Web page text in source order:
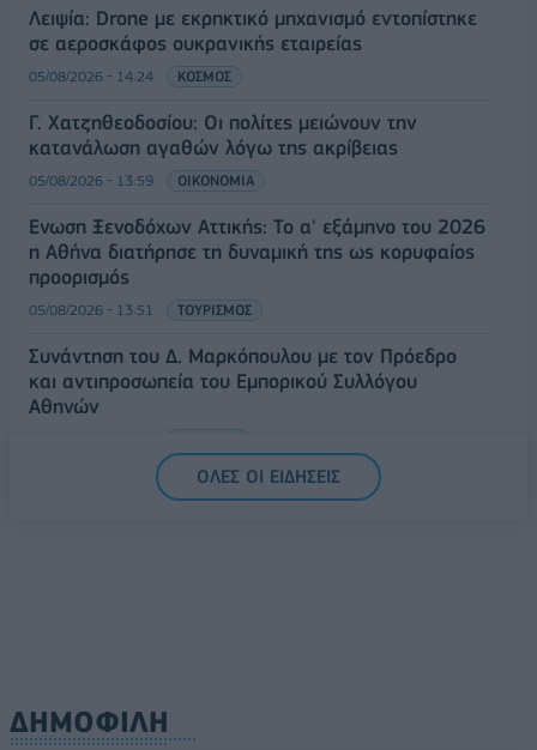
Λειψία: Drone με εκρηκτικό μηχανισμό εντοπίστηκε
σε αεροσκάφος ουκρανικής εταιρείας
05/08/2026 - 14:24 ΚΟΣΜΟΣ
Γ. Χατζηθεοδοσίου: Οι πολίτες μειώνουν την
κατανάλωση αγαθών λόγω της ακρίβειας
05/08/2026 - 13:59 ΟΙΚΟΝΟΜΙΑ
Ένωση Ξενοδόχων Αττικής: Το α' εξάμηνο του 2026
η Αθήνα διατήρησε τη δυναμική της ως κορυφαίος
προορισμός
05/08/2026 - 13:51 ΤΟΥΡΙΣΜΟΣ
Συνάντηση του Δ. Μαρκόπουλου με τον Πρόεδρο
και αντιπροσωπεία του Εμπορικού Συλλόγου
Αθηνών
ΟΛΕΣ ΟΙ ΕΙΔΗΣΕΙΣ
ΔΗΜΟΦΙΛΗ